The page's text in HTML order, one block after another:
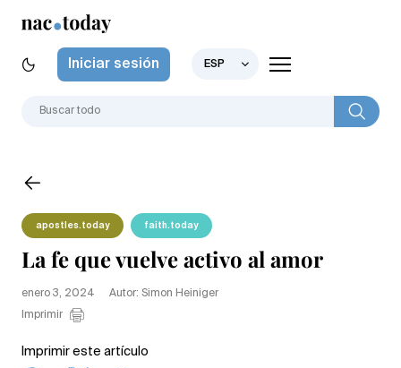
Iniciar sesión ESP
apostles.today faith.today
La fe que vuelve activo al amor
enero 3, 2024
Autor: Simon Heiniger
Imprimir
Imprimir este artículo